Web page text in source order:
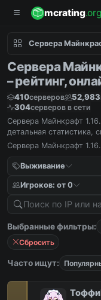
mcrating.org
Сервера
Сервера
– рейтинг,
410серверов 52,983
304серверов в сети
Сервера Майнкрафт
детальная статистика,
Сервера Майнкрафт
Выживание
Игроков: от 0
Выбранные фильтры:
Сбросить
Часто ищут: